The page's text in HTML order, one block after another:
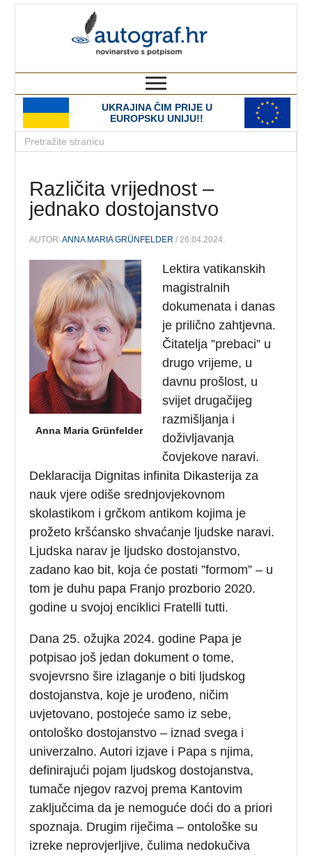
UKRAJINA ČIM PRIJE U
EUROPSKU UNIJU!!
Različita vrijednost –
jednako dostojanstvo
AUTOR:ANNA MARIA GRÜNFELDER / 26.04.2024.
Anna Maria Grünfelder
Lektira vatikanskih
magistralnih
dokumenata i danas
je prilično zahtjevna.
Čitatelja ”prebaci” u
drugo vrijeme, u
davnu prošlost, u
svijet drugačijeg
razmišljanja i
doživljavanja
čovjekove naravi.
Deklaracija Dignitas infinita Dikasterija za
nauk vjere odiše srednjovjekovnom
skolastikom i grčkom antikom kojima je
prožeto kršćansko shvaćanje ljudske naravi.
Ljudska narav je ljudsko dostojanstvo,
zadano kao bit, koja će postati ”formom” – u
tom je duhu papa Franjo prozborio 2020.
godine u svojoj enciklici Fratelli tutti.
Dana 25. ožujka 2024. godine Papa je
potpisao još jedan dokument o tome,
svojevrsno šire izlaganje o biti ljudskog
dostojanstva, koje je urođeno, ničim
uvjetovano, postojeće samo iz sebe,
ontološko dostojanstvo – iznad svega i
univerzalno. Autori izjave i Papa s njima,
definirajući pojam ljudskog dostojanstva,
tumače njegov razvoj prema Kantovim
zaključcima da je nemoguće doći do a priori
spoznaja. Drugim riječima – ontološke su
izreke neprovjerljive, čulima nedokučiva